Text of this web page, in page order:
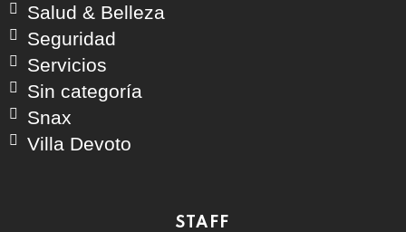
Salud & Belleza
Seguridad
Servicios
Sin categoría
Snax
Villa Devoto
STAFF